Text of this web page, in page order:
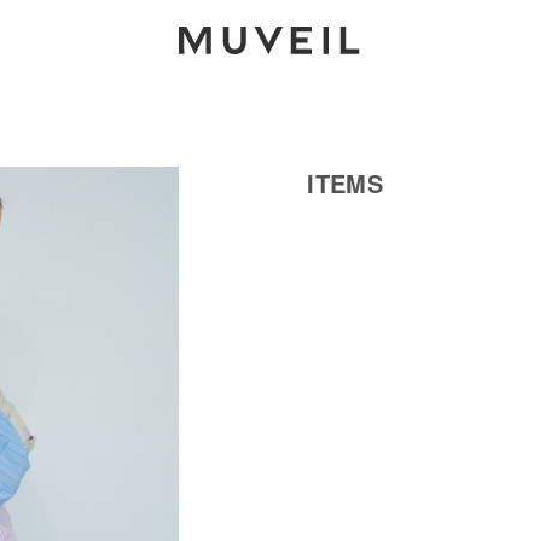
2026 AUTUMN WINTER COLLECTION
ITEMS